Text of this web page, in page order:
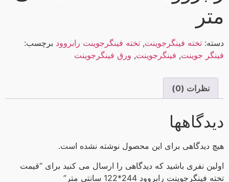
متر
دسته: تخته فینگرجوینت, تخته فینگرجوینت رابروود برچسب:
فینگر جوینت, فینگرجوینت, ورق فینگرجوینت
نظرات (0)
دیدگاهها
هیچ دیدگاهی برای این محصول نوشته نشده است.
اولین نفری باشید که دیدگاهی را ارسال می کنید برای “قیمت
تخته فینگرجوینت رابروود 244*122 سانتی متر”